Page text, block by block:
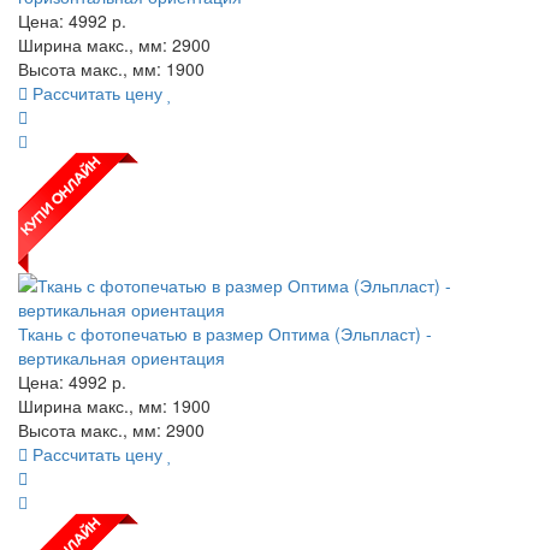
Цена: 4992 р.
Ширина макс., мм: 2900
Высота макс., мм: 1900
Рассчитать цену
Ткань с фотопечатью в размер Оптима (Эльпласт) -
вертикальная ориентация
Цена: 4992 р.
Ширина макс., мм: 1900
Высота макс., мм: 2900
Рассчитать цену